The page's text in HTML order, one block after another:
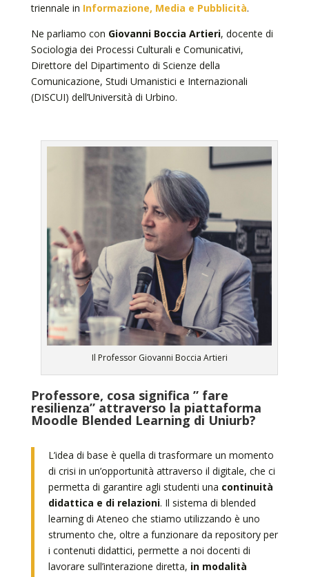
triennale in Informazione, Media e Pubblicità.
Ne parliamo con Giovanni Boccia Artieri, docente di
Sociologia dei Processi Culturali e Comunicativi,
Direttore del Dipartimento di Scienze della
Comunicazione, Studi Umanistici e Internazionali
(DISCUI) dell’Università di Urbino.
Il Professor Giovanni Boccia Artieri
Professore, cosa significa ” fare
resilienza” attraverso la piattaforma
Moodle Blended Learning di Uniurb?
L’idea di base è quella di trasformare un momento
di crisi in un’opportunità attraverso il digitale, che ci
permetta di garantire agli studenti una continuità
didattica e di relazioni. Il sistema di blended
learning di Ateneo che stiamo utilizzando è uno
strumento che, oltre a funzionare da repository per
i contenuti didattici, permette a noi docenti di
lavorare sull’interazione diretta, in modalità